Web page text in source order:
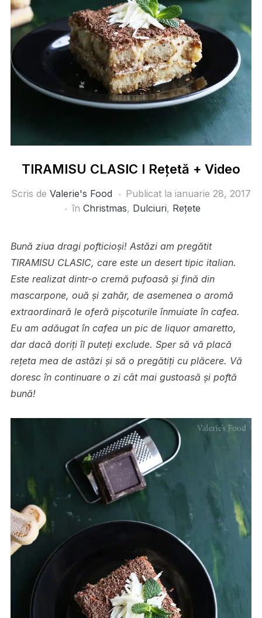
TIRAMISU CLASIC I Rețetă + Video
Scris de Valerie's Food Publicat la ianuarie 28, 2017
în Christmas, Dulciuri, Rețete
Bună ziua dragi pofticioși! Astăzi am pregătit
TIRAMISU CLASIC, care este un desert tipic italian.
Este realizat dintr-o cremă pufoasă și fină din
mascarpone, ouă și zahăr, de asemenea o aromă
extraordinară le oferă pișcoturile înmuiate în cafea.
Eu am adăugat în cafea un pic de liquor amaretto,
dar dacă doriți îl puteți exclude. Sper să vă placă
rețeta mea de astăzi și să o pregătiți cu plăcere. Vă
doresc în continuare o zi cât mai gustoasă și poftă
bună!